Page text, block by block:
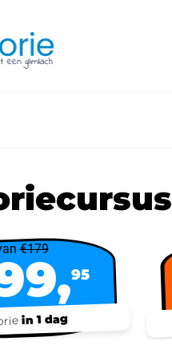
€179
95
in 1 dag